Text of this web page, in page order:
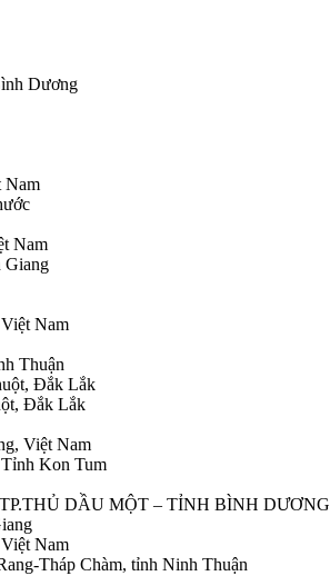
Dương
Nam
Nam
Giang
Nam
Thuận
Đắk Lắk
Đắk Lắk
Việt Nam
Kon Tum
DẦU MỘT – TỈNH BÌNH DƯƠNG
Nam
Tháp Chàm, tỉnh Ninh Thuận